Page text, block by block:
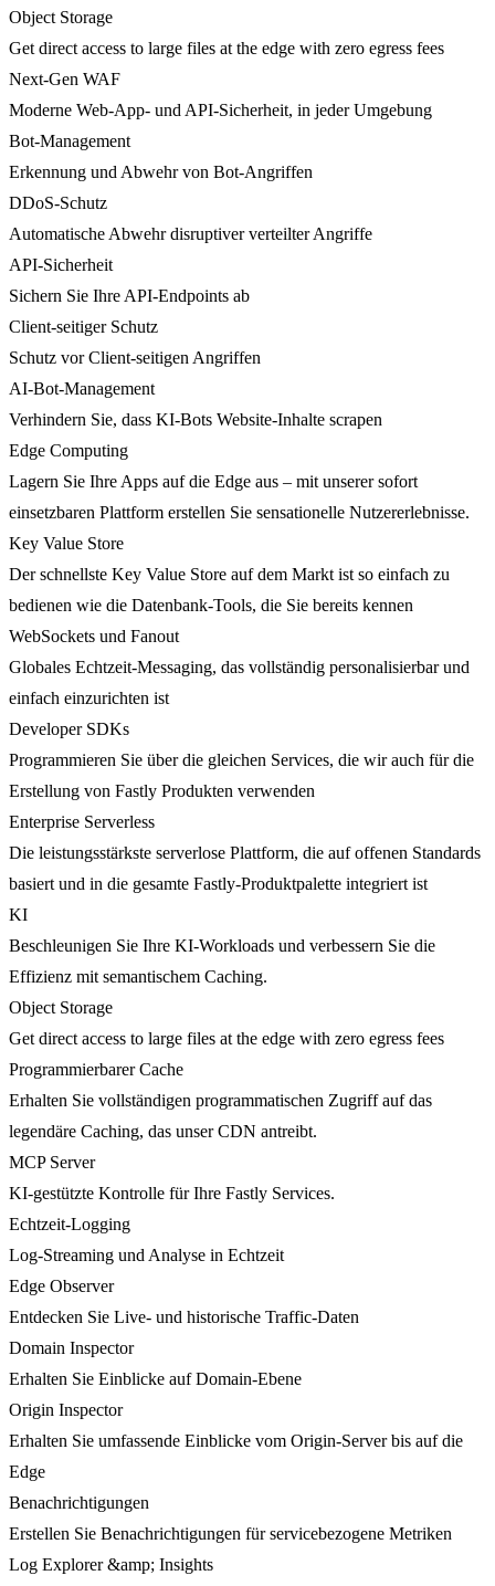
Object Storage
Get direct access to large files at the edge with zero egress fees
Next-Gen WAF
Moderne Web-App- und API-Sicherheit, in jeder Umgebung
Bot-Management
Erkennung und Abwehr von Bot-Angriffen
DDoS-Schutz
Automatische Abwehr disruptiver verteilter Angriffe
API-Sicherheit
Sichern Sie Ihre API-Endpoints ab
Client-seitiger Schutz
Schutz vor Client-seitigen Angriffen
AI-Bot-Management
Verhindern Sie, dass KI-Bots Website-Inhalte scrapen
Edge Computing
Lagern Sie Ihre Apps auf die Edge aus – mit unserer sofort
einsetzbaren Plattform erstellen Sie sensationelle Nutzererlebnisse.
Key Value Store
Der schnellste Key Value Store auf dem Markt ist so einfach zu
bedienen wie die Datenbank-Tools, die Sie bereits kennen
WebSockets und Fanout
Globales Echtzeit-Messaging, das vollständig personalisierbar und
einfach einzurichten ist
Developer SDKs
Programmieren Sie über die gleichen Services, die wir auch für die
Erstellung von Fastly Produkten verwenden
Enterprise Serverless
Die leistungsstärkste serverlose Plattform, die auf offenen Standards
basiert und in die gesamte Fastly-Produktpalette integriert ist
KI
Beschleunigen Sie Ihre KI-Workloads und verbessern Sie die
Effizienz mit semantischem Caching.
Object Storage
Get direct access to large files at the edge with zero egress fees
Programmierbarer Cache
Erhalten Sie vollständigen programmatischen Zugriff auf das
legendäre Caching, das unser CDN antreibt.
MCP Server
KI-gestützte Kontrolle für Ihre Fastly Services.
Echtzeit-Logging
Log-Streaming und Analyse in Echtzeit
Edge Observer
Entdecken Sie Live- und historische Traffic-Daten
Domain Inspector
Erhalten Sie Einblicke auf Domain-Ebene
Origin Inspector
Erhalten Sie umfassende Einblicke vom Origin-Server bis auf die
Edge
Benachrichtigungen
Erstellen Sie Benachrichtigungen für servicebezogene Metriken
Log Explorer &amp; Insights